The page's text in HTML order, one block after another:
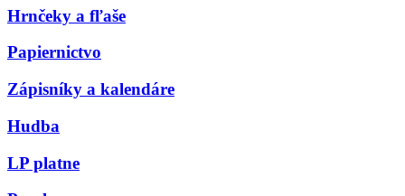
Hrnčeky a fľaše
Papiernictvo
Zápisníky a kalendáre
Hudba
LP platne